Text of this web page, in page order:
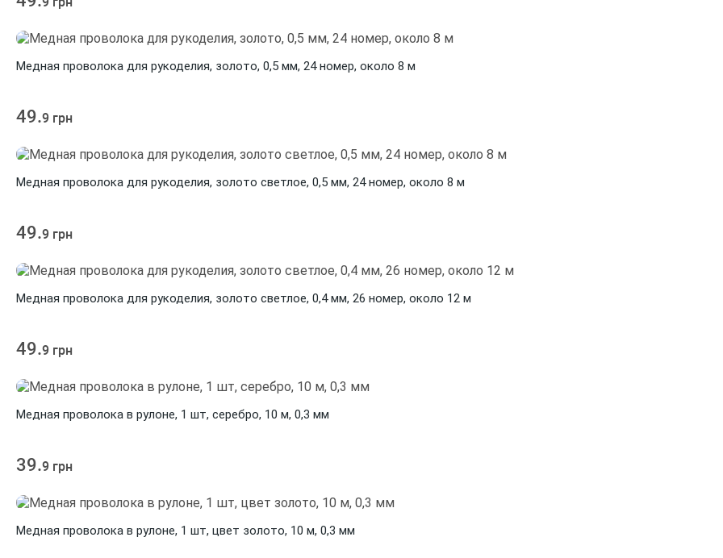
Медная проволока для рукоделия, золото, 0,5 мм, 24 номер, около 8 м
49.9 грн
Медная проволока для рукоделия, золото светлое, 0,5 мм, 24 номер, около 8 м
49.9 грн
Медная проволока для рукоделия, золото светлое, 0,4 мм, 26 номер, около 12 м
49.9 грн
Медная проволока в рулоне, 1 шт, серебро, 10 м, 0,3 мм
39.9 грн
Медная проволока в рулоне, 1 шт, цвет золото, 10 м, 0,3 мм